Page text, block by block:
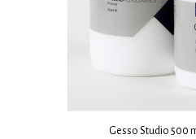
Gesso Studio 500